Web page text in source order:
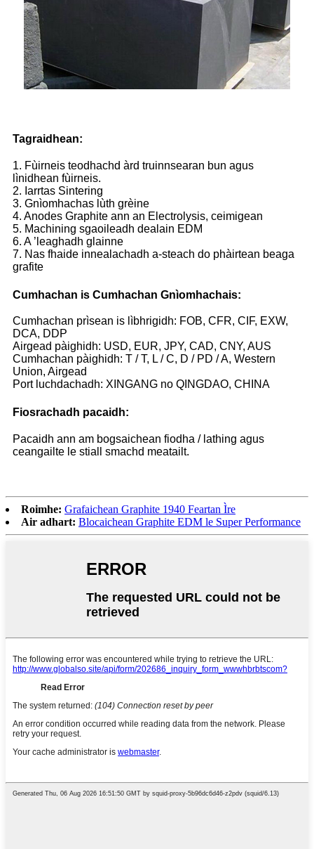
Tagraidhean:
1. Fùirneis teodhachd àrd truinnsearan bun agus
lìnidhean fùirneis.
2. Iarrtas Sintering
3. Gnìomhachas lùth grèine
4. Anodes Graphite ann an Electrolysis, ceimigean
5. Machining sgaoileadh dealain EDM
6. A ’leaghadh glainne
7. Nas fhaide innealachadh a-steach do phàirtean beaga
grafite
Cumhachan is Cumhachan Gnìomhachais:
Cumhachan prìsean is lìbhrigidh: FOB, CFR, CIF, EXW,
DCA, DDP
Airgead pàighidh: USD, EUR, JPY, CAD, CNY, AUS
Cumhachan pàighidh: T / T, L / C, D / PD / A, Western
Union, Airgead
Port luchdachadh: XINGANG no QINGDAO, CHINA
Fiosrachadh pacaidh:
Pacaidh ann am bogsaichean fiodha / lathing agus
ceangailte le stiall smachd meatailt.
Roimhe: Grafaichean Graphite 1940 Feartan Ìre
Air adhart: Blocaichean Graphite EDM le Super Performance